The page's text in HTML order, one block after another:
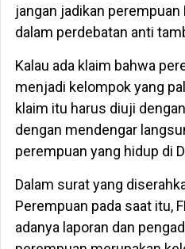
jangan jadikan perempuan
dalam perdebatan anti
Kalau ada klaim bahwa
menjadi kelompok yang
klaim itu harus diuji
dengan mendengar
perempuan yang hidup di
Dalam surat yang
Perempuan pada saat itu,
adanya laporan dan